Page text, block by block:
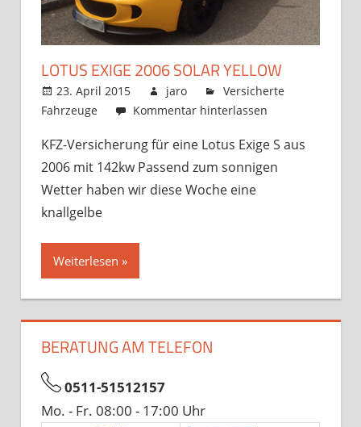
LOTUS EXIGE 2006 SOLAR YELLOW
23. April 2015 jaro
Versicherte
Fahrzeuge
Kommentar hinterlassen
KFZ-Versicherung für eine Lotus Exige S aus
2006 mit 142kw Passend zum sonnigen
Wetter haben wir diese Woche eine
knallgelbe
Weiterlesen
BERATUNG AM TELEFON
0511-51512157
Mo. - Fr. 08:00 - 17:00 Uhr